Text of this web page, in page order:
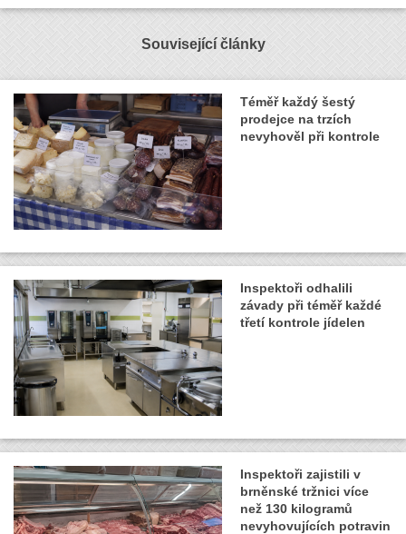
Související články
Téměř každý šestý
prodejce na trzích
nevyhověl při kontrole
Inspektoři odhalili
závady při téměř každé
třetí kontrole jídelen
Inspektoři zajistili v
brněnské tržnici více
než 130 kilogramů
nevyhovujících potravin